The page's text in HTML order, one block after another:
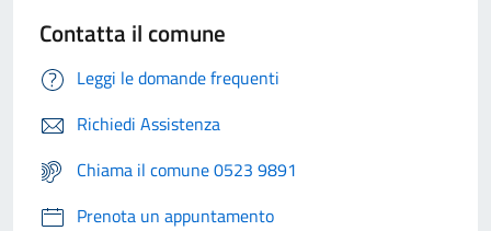
Contatta il comune
Leggi le domande frequenti
Richiedi Assistenza
Chiama il comune 0523 9891
Prenota un appuntamento